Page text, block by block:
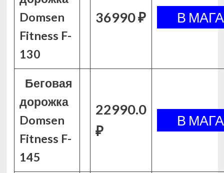
Domsen
Fitness F-
130
36990 ₽
Беговая
дорожка
Domsen
Fitness F-
145
22990.0
₽